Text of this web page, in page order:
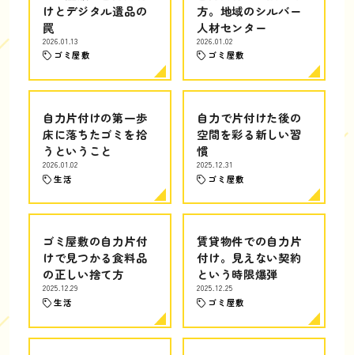
けとデジタル遺品の
罠
2026.01.13
ゴミ屋敷
方。地域のシルバー
人材センター
2026.01.02
ゴミ屋敷
自力片付けの第一歩
床に落ちたゴミを拾
うということ
2026.01.02
生活
自力で片付けた後の
空間を彩る新しい習
慣
2025.12.31
ゴミ屋敷
ゴミ屋敷の自力片付
けで見つかる食料品
の正しい捨て方
2025.12.29
生活
賃貸物件での自力片
付け。見えない契約
という時限爆弾
2025.12.25
ゴミ屋敷